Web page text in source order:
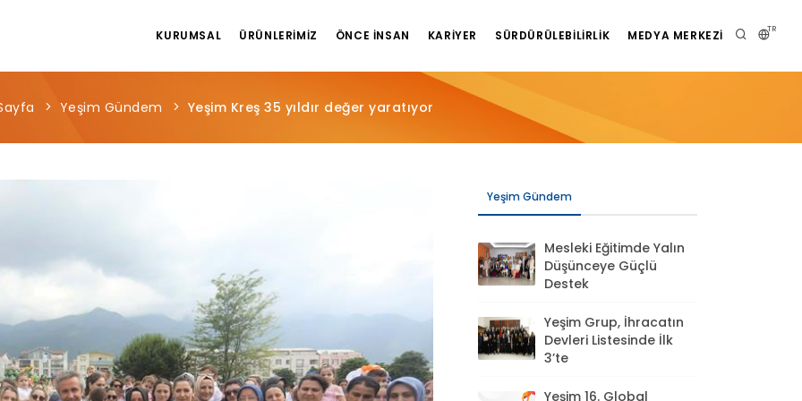
TR
KURUMSAL ÜRÜNLERIMIZ ÖNCE İNSAN KARIYER SÜRDÜRÜLEBILIRLIK MEDYA MERKEZI
Yeşim Gündem Yeşim Kreş 35 yıldır değer yaratıyor
Yeşim Gündem
Mesleki Eğitimde Yalın
Düşünceye Güçlü
Destek
Yeşim Grup, İhracatın
Devleri Listesinde İlk
3’te
Yeşim 16. Global